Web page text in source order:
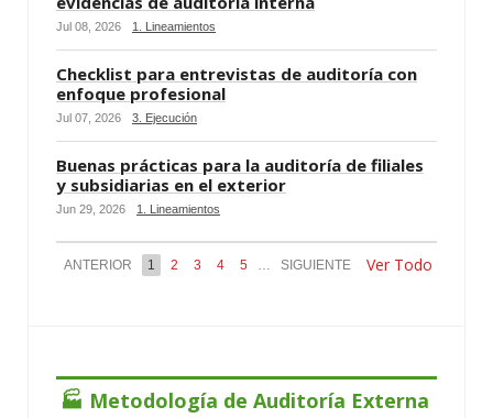
Jul 08, 2026 1. Lineamientos
Checklist para entrevistas de auditoría con
enfoque profesional
Jul 07, 2026 3. Ejecución
Buenas prácticas para la auditoría de filiales
y subsidiarias en el exterior
Jun 29, 2026 1. Lineamientos
ANTERIOR 1 2 3 4 5 SIGUIENTE Ver Todo
🏭 Metodología de Auditoría Externa